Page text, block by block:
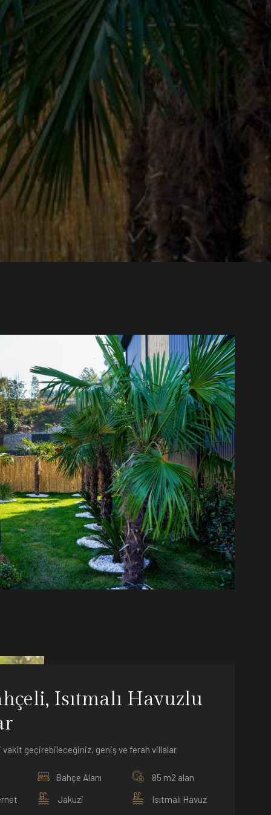
Isıtmalı Havuzlu
geçirebileceğiniz, geniş ve ferah villalar.
Bahçe Alanı
Jakuzi
85 m2 alan
Isıtmalı Havuz